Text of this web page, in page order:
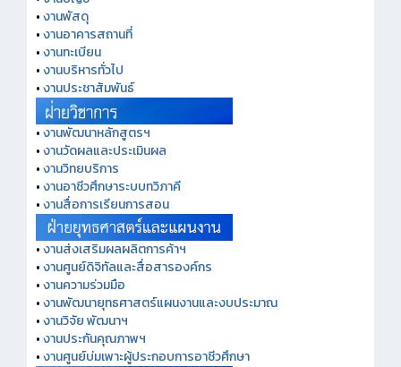
•งานพัสดุ
•งานอาคารสถานที่
•งานทะเบียน
•งานบริหารทั่วไป
•งานประชาสัมพันธ์
•งานพัฒนาหลักสูตรฯ
•งานวัดผลและประเมินผล
•งานวิทยบริการ
•งานอาชีวศึกษาระบบทวิภาคี
•งานสื่อการเรียนการสอน
•งานส่งเสริมผลผลิตการค้าฯ
•งานศูนย์ดิจิทัลและสื่อสารองค์กร
•งานความร่วมมือ
•งานพัฒนายุทธศาสตร์แผนงานและงบประมาณ
•งานวิจัย พัฒนาฯ
•งานประกันคุณภาพฯ
•งานศูนย์บ่มเพาะผู้ประกอบการอาชีวศึกษา